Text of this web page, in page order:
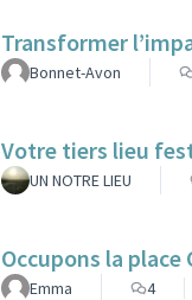
Transformer
Bonnet-Avon
Votre tiers lieu
UN NOTRE LIEU
Occupons la
Emma 4